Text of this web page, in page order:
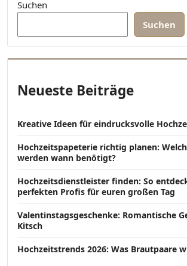
Suchen
Suchen
Neueste Beiträge
Kreative Ideen für eindrucksvolle
Hochzeitspapeterie richtig planen:
werden wann benötigt?
Hochzeitsdienstleister finden: So
perfekten Profis für euren großen Tag
Valentinstagsgeschenke: Romantische
Kitsch
Hochzeitstrends 2026: Was Brautpaare